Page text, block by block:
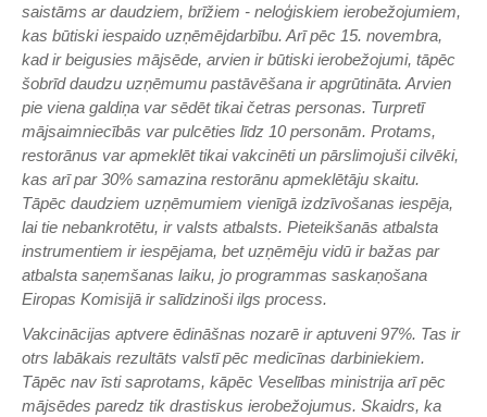
saistāms ar daudziem, brīžiem - neloģiskiem ierobežojumiem,
kas būtiski iespaido uzņēmējdarbību. Arī pēc 15. novembra,
kad ir beigusies mājsēde, arvien ir būtiski ierobežojumi, tāpēc
šobrīd daudzu uzņēmumu pastāvēšana ir apgrūtināta. Arvien
pie viena galdiņa var sēdēt tikai četras personas. Turpretī
mājsaimniecībās var pulcēties līdz 10 personām. Protams,
restorānus var apmeklēt tikai vakcinēti un pārslimojuši cilvēki,
kas arī par 30% samazina restorānu apmeklētāju skaitu.
Tāpēc daudziem uzņēmumiem vienīgā izdzīvošanas iespēja,
lai tie nebankrotētu, ir valsts atbalsts. Pieteikšanās atbalsta
instrumentiem ir iespējama, bet uzņēmēju vidū ir bažas par
atbalsta saņemšanas laiku, jo programmas saskaņošana
Eiropas Komisijā ir salīdzinoši ilgs process.
Vakcinācijas aptvere ēdināšnas nozarē ir aptuveni 97%. Tas ir
otrs labākais rezultāts valstī pēc medicīnas darbiniekiem.
Tāpēc nav īsti saprotams, kāpēc Veselības ministrija arī pēc
mājsēdes paredz tik drastiskus ierobežojumus. Skaidrs, ka